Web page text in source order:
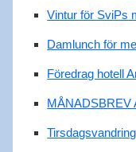
Vintur för SviPs
Damlunch för
Föredrag hotell
MÅNADSBREV